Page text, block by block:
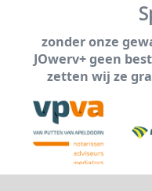
zonder onze
JOwerv+ geen
zetten wij ze